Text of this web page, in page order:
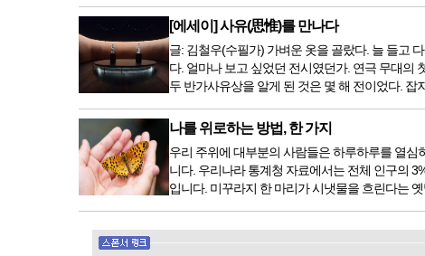
[에세이] 사유(思惟)를 만나다
글: 김철우(수필가) 가벼운 옷을 골랐다. 늘 들고
다. 얼마나 보고 싶었던 전시였던가. 연극 무대의
두 반가사유상을 알게 된 것은 몇 해 전이었다. 잡
나를 위로하는 방법, 한 가지
우리 주위에 대부분의 사람들은 하루하루를 열
니다. 우리나라 통계청 자료에서는 전체 인구의
입니다. 미꾸라지 한 마리가 시냇물을 흐린다는